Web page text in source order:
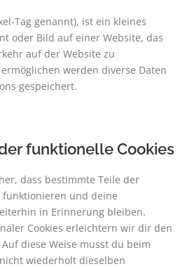
Tag genannt), ist ein kleines
oder Bild auf einer Website, das
auf der Website zu
werden diverse Daten
gespeichert.
funktionelle Cookies
dass bestimmte Teile der
und deine
in Erinnerung bleiben.
Cookies erleichtern wir dir den
diese Weise musst du beim
wiederholt dieselben